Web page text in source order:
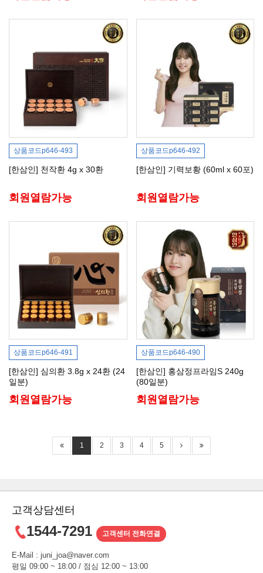
상품코드p646-493
[한삼인] 천작환 4g x 30환
회원열람가능
상품코드p646-492
[한삼인] 기력보황 (60ml x 60포)
회원열람가능
상품코드p646-491
[한삼인] 심의환 3.8g x 24환 (24
일분)
회원열람가능
상품코드p646-490
[한삼인] 홍삼정프라임S 240g
(80일분)
회원열람가능
1 2 3 4 5
고객상담센터
1544-7291 고객센터 전화연결
E-Mail : juni_joa@naver.com
평일 09:00 ~ 18:00 / 점심 12:00 ~ 13:00